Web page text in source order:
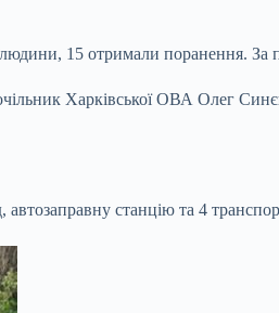
15 отримали поранення. За
Харківської ОВА Олег
станцію та 4